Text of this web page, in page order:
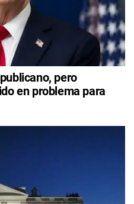
pero
en problema para